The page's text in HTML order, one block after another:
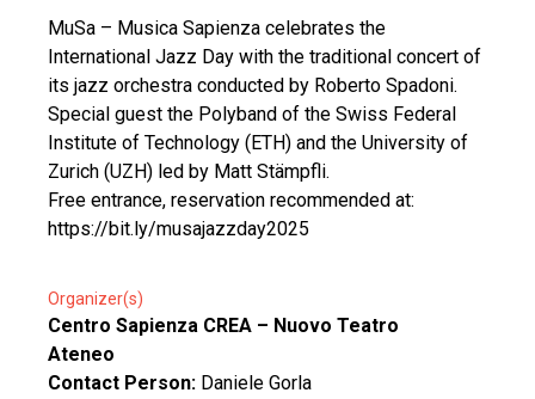
MuSa – Musica Sapienza celebrates the
International Jazz Day with the traditional concert of
its jazz orchestra conducted by Roberto Spadoni.
Special guest the Polyband of the Swiss Federal
Institute of Technology (ETH) and the University of
Zurich (UZH) led by Matt Stämpfli.
Free entrance, reservation recommended at:
https://bit.ly/musajazzday2025
Organizer(s)
Centro Sapienza CREA – Nuovo Teatro
Ateneo
Contact Person: Daniele Gorla